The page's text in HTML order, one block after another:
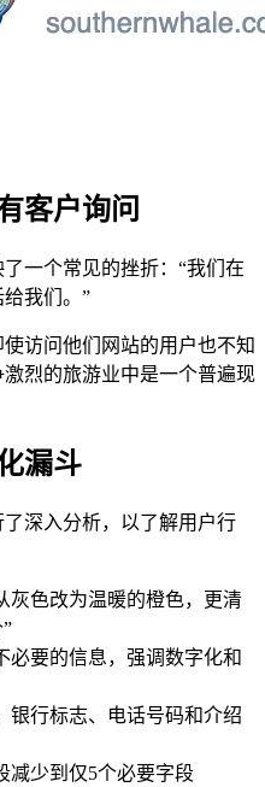
客户询问
一个常见的挫折：“我们在
我们。”
访问他们网站的用户也不知
烈的旅游业中是一个普遍现
漏斗
深入分析，以了解用户行
灰色改为温暖的橙色，更清
必要的信息，强调数字化和
银行标志、电话号码和介绍
减少到仅5个必要字段